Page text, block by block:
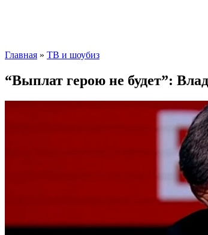
Главная » ТВ и шоубиз
“Выплат герою не будет”: